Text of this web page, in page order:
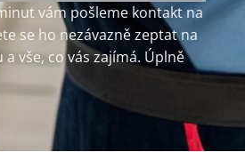
vám pošleme kontakt na
se ho nezávazně zeptat na
vše, co vás zajímá. Úplně